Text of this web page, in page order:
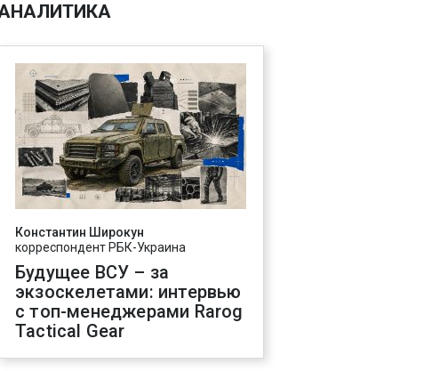
Константин Широкун
корреспондент РБК-Украина
Будущее ВСУ – за
экзоскелетами: интервью
с топ-менеджерами Rarog
Tactical Gear